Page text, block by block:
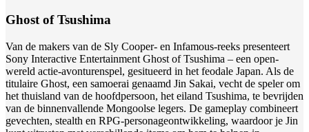
Ghost of Tsushima
Van de makers van de Sly Cooper- en Infamous-reeks presenteert
Sony Interactive Entertainment Ghost of Tsushima – een open-
wereld actie-avonturenspel, gesitueerd in het feodale Japan. Als de
titulaire Ghost, een samoerai genaamd Jin Sakai, vecht de speler om
het thuisland van de hoofdpersoon, het eiland Tsushima, te bevrijden
van de binnenvallende Mongoolse legers. De gameplay combineert
gevechten, stealth en RPG-personageontwikkeling, waardoor je Jin